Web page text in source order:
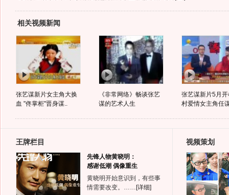
相关视频新闻
张艺谋新片女主角大换
血 "佟掌柜"晋身谋..
《非常网络》畅谈张艺
谋的艺术人生
张艺谋新片5月开
村爱情女主角任
王牌栏目
先锋人物黄晓明：
感谢低潮 偶像重生
黄晓明开始意识到，有些事
情需要改变。…… [详细]
视频策划